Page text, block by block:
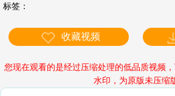
标签：
收藏视频
您现在观看的是经过压缩处理的低品质视频
水印，为原版未压缩